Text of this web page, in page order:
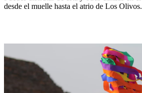
desde el muelle hasta el atrio de Los